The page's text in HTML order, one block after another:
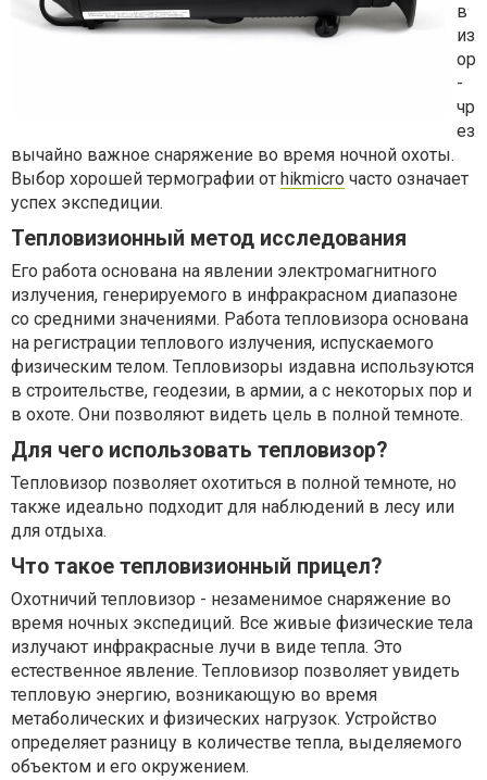
в
из
ор
-
чр
ез
вычайно важное снаряжение во время ночной охоты.
Выбор хорошей термографии от hikmicro часто означает
успех экспедиции.
Тепловизионный метод исследования
Его работа основана на явлении электромагнитного
излучения, генерируемого в инфракрасном диапазоне
со средними значениями. Работа тепловизора основана
на регистрации теплового излучения, испускаемого
физическим телом. Тепловизоры издавна используются
в строительстве, геодезии, в армии, а с некоторых пор и
в охоте. Они позволяют видеть цель в полной темноте.
Для чего использовать тепловизор?
Тепловизор позволяет охотиться в полной темноте, но
также идеально подходит для наблюдений в лесу или
для отдыха.
Что такое тепловизионный прицел?
Охотничий тепловизор - незаменимое снаряжение во
время ночных экспедиций. Все живые физические тела
излучают инфракрасные лучи в виде тепла. Это
естественное явление. Тепловизор позволяет увидеть
тепловую энергию, возникающую во время
метаболических и физических нагрузок. Устройство
определяет разницу в количестве тепла, выделяемого
объектом и его окружением.